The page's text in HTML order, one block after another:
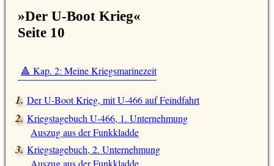
»Der U-Boot Krieg«
Seite 10
🔺 Kap. 2: Meine Kriegsmarinezeit
Der U-Boot Krieg, mit U-466 auf Feindfahrt
Kriegstagebuch U-466, 1. Unternehmung
Auszug aus der Funkkladde
Kriegstagebuch, 2. Unternehmung
Auszug aus der Funkkladde